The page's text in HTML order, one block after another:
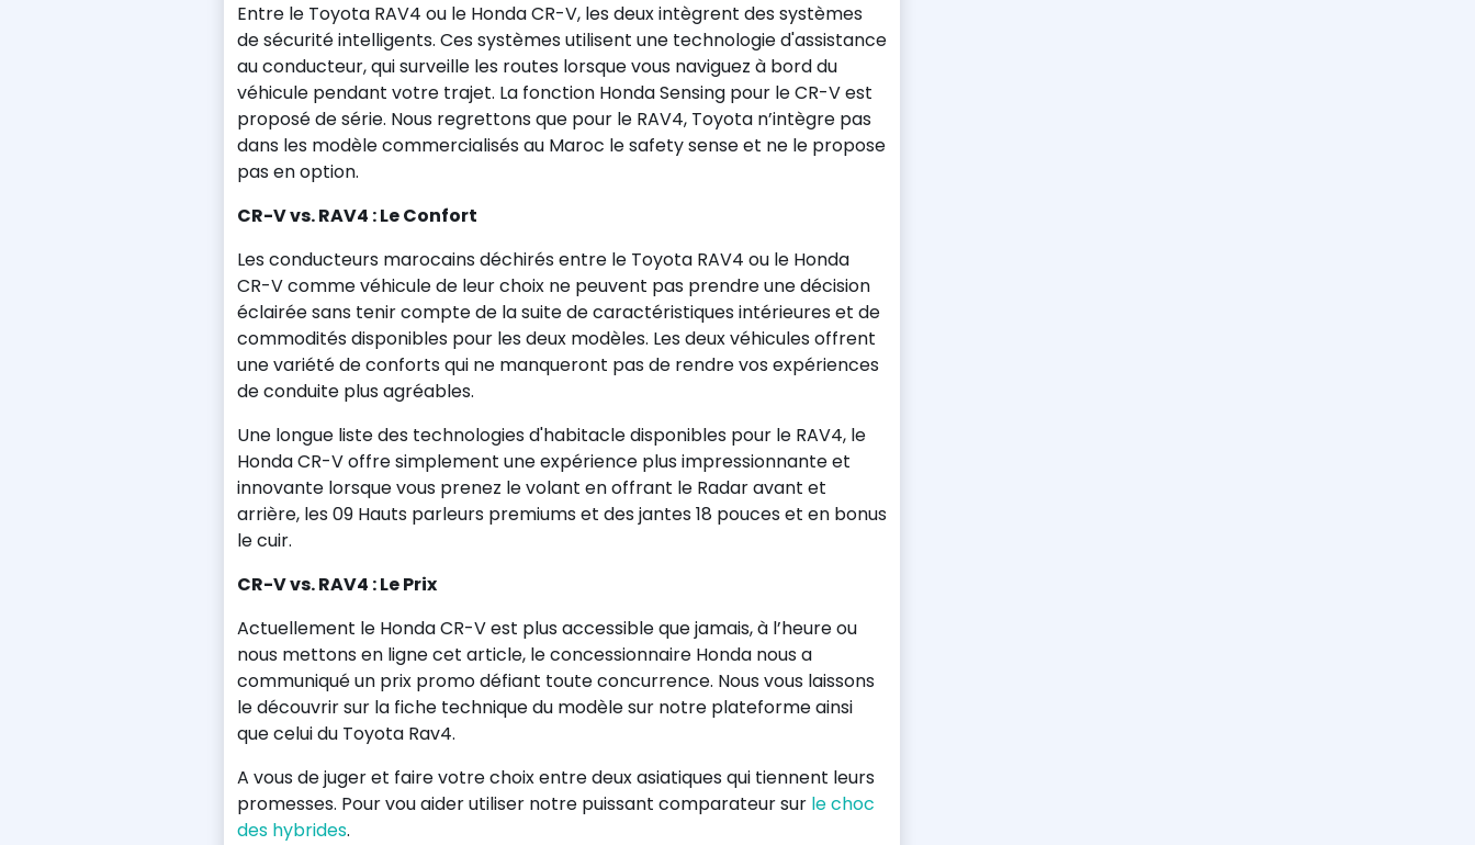
Entre le Toyota RAV4 ou le Honda CR-V, les deux intègrent des systèmes
de sécurité intelligents. Ces systèmes utilisent une technologie d'assistance
au conducteur, qui surveille les routes lorsque vous naviguez à bord du
véhicule pendant votre trajet. La fonction Honda Sensing pour le CR-V est
proposé de série. Nous regrettons que pour le RAV4, Toyota n’intègre pas
dans les modèle commercialisés au Maroc le safety sense et ne le propose
pas en option.
CR-V vs. RAV4 : Le Confort
Les conducteurs marocains déchirés entre le Toyota RAV4 ou le Honda
CR-V comme véhicule de leur choix ne peuvent pas prendre une décision
éclairée sans tenir compte de la suite de caractéristiques intérieures et de
commodités disponibles pour les deux modèles. Les deux véhicules offrent
une variété de conforts qui ne manqueront pas de rendre vos expériences
de conduite plus agréables.
Une longue liste des technologies d'habitacle disponibles pour le RAV4, le
Honda CR-V offre simplement une expérience plus impressionnante et
innovante lorsque vous prenez le volant en offrant le Radar avant et
arrière, les 09 Hauts parleurs premiums et des jantes 18 pouces et en bonus
le cuir.
CR-V vs. RAV4 : Le Prix
Actuellement le Honda CR-V est plus accessible que jamais, à l’heure ou
nous mettons en ligne cet article, le concessionnaire Honda nous a
communiqué un prix promo défiant toute concurrence. Nous vous laissons
le découvrir sur la fiche technique du modèle sur notre plateforme ainsi
que celui du Toyota Rav4.
A vous de juger et faire votre choix entre deux asiatiques qui tiennent leurs
promesses. Pour vou aider utiliser notre puissant comparateur sur le choc
des hybrides.